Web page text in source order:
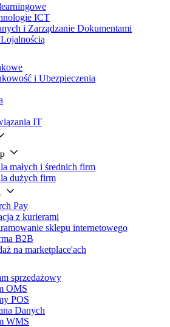
ICT
i Zarządzanie Dokumentami
i Ubezpieczenia
IT
małych i średnich firm
dużych firm
Pay
z kurierami
sklepu internetowego
B2B
na marketplace'ach
sprzedażowy
OMS
POS
Danych
WMS